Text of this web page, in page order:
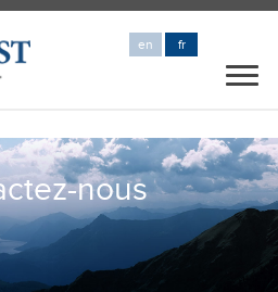
en fr
nous